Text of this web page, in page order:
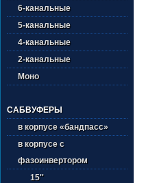
6-канальные
5-канальные
4-канальные
2-канальные
Моно
САБВУФЕРЫ
в корпусе «бандпасс»
в корпусе с
фазоинвертором
15''